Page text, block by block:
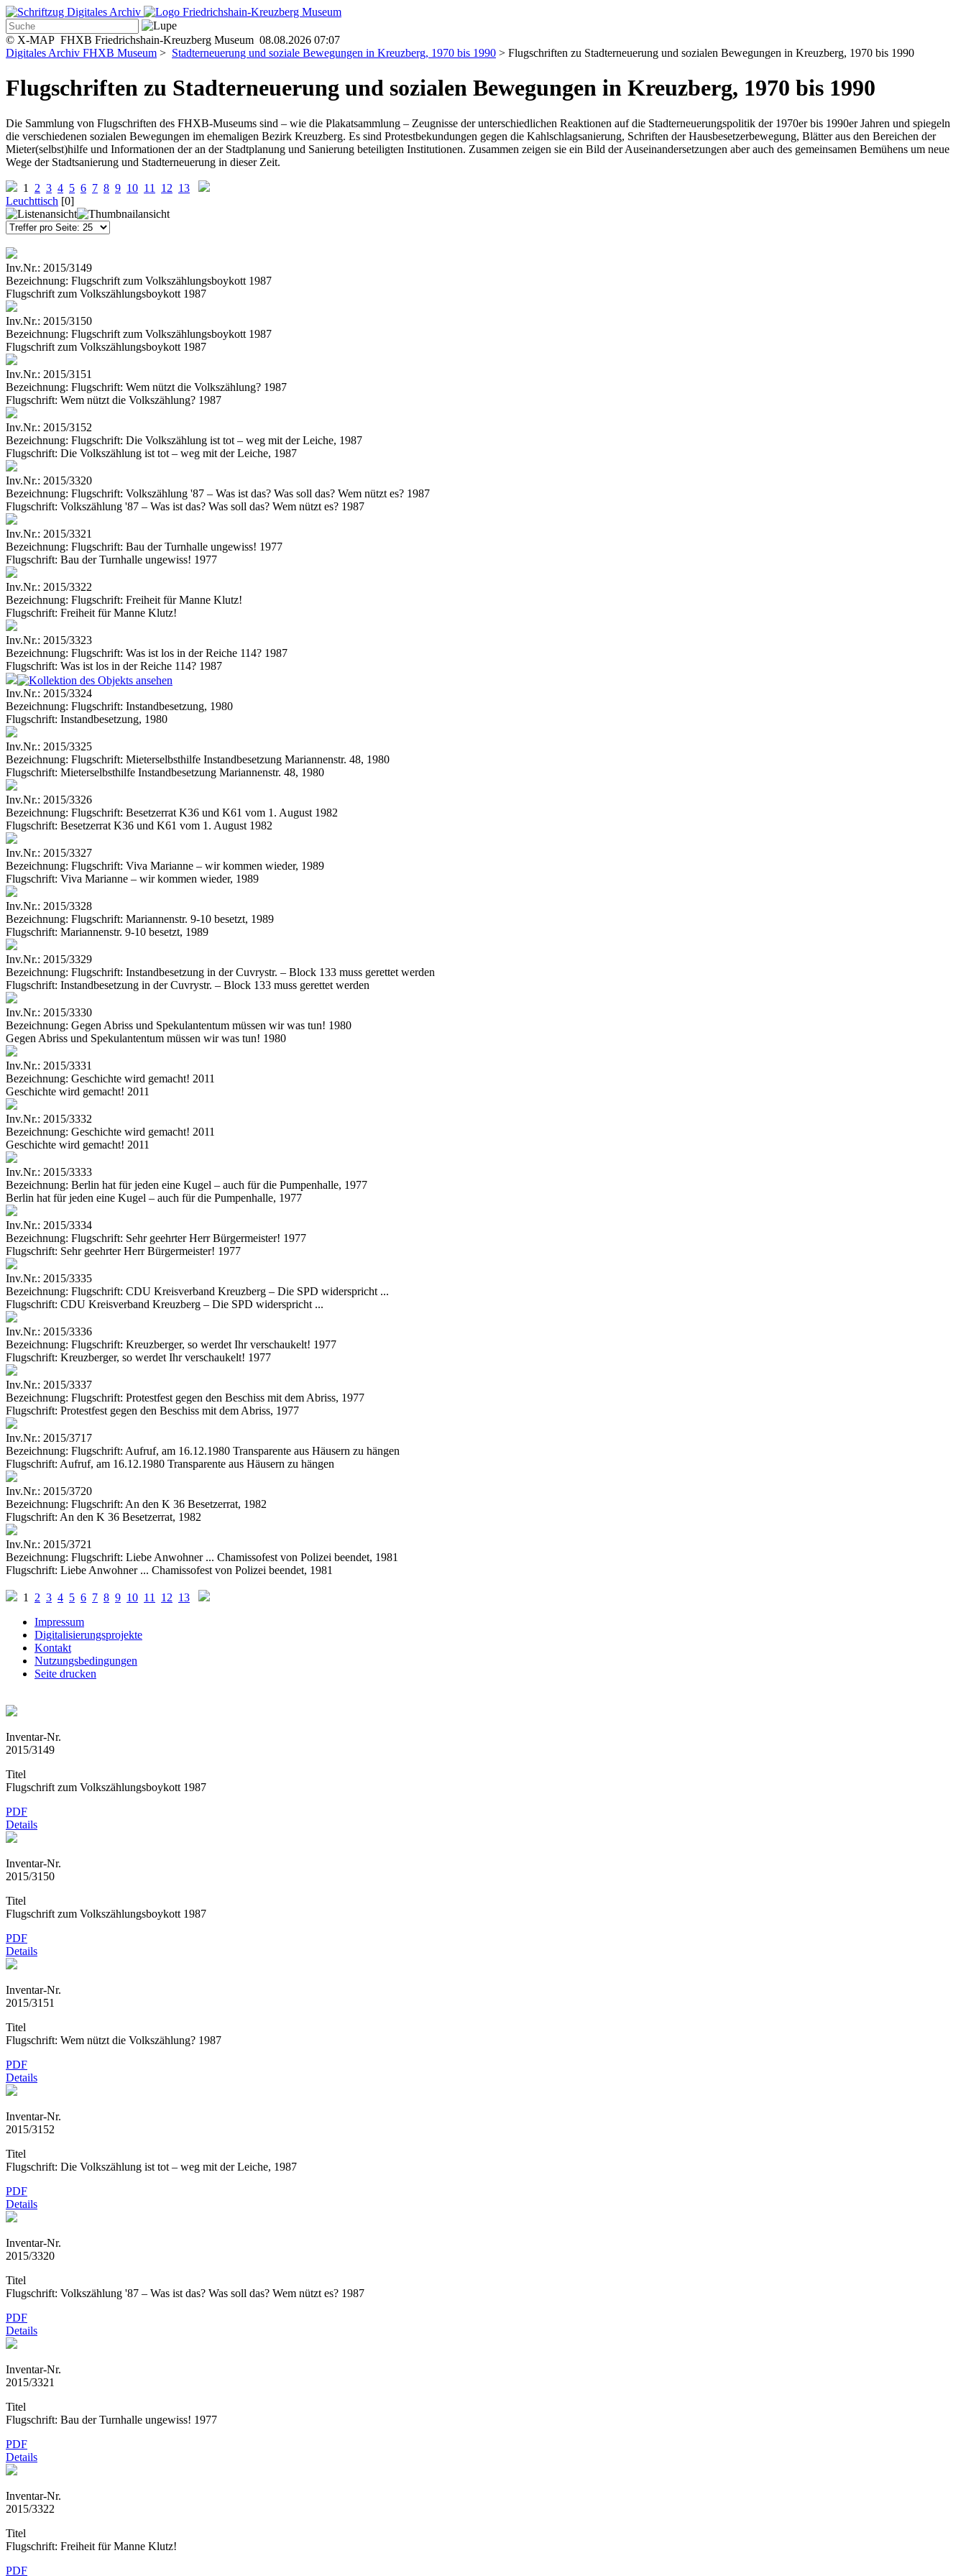
© X-MAP FHXB Friedrichshain-Kreuzberg Museum 08.08.2026 07:07
Digitales Archiv FHXB Museum > Stadterneuerung und soziale Bewegungen in Kreuzberg, 1970 bis 1990 > Flugschriften zu Stadterneuerung und sozialen Bewegungen in Kreuzberg, 1970 bis 1990
Flugschriften zu Stadterneuerung und sozialen Bewegungen in Kreuzberg, 1970 bis 1990
Die Sammlung von Flugschriften des FHXB-Museums sind – wie die Plakatsammlung – Zeugnisse der unterschiedlichen Reaktionen auf die Stadterneuerungspolitik der 1970er bis 1990er Jahren und spiegeln
die verschiedenen sozialen Bewegungen im ehemaligen Bezirk Kreuzberg. Es sind Protestbekundungen gegen die Kahlschlagsanierung, Schriften der Hausbesetzerbewegung, Blätter aus den Bereichen der
Mieter(selbst)hilfe und Informationen der an der Stadtplanung und Sanierung beteiligten Institutionen. Zusammen zeigen sie ein Bild der Auseinandersetzungen aber auch des gemeinsamen Bemühens um neue
Wege der Stadtsanierung und Stadterneuerung in dieser Zeit.
1 2 3 4 5 6 7 8 9 10 11 12 13
Leuchttisch [0]
Inv.Nr.: 2015/3149
Bezeichnung: Flugschrift zum Volkszählungsboykott 1987
Flugschrift zum Volkszählungsboykott 1987
Inv.Nr.: 2015/3150
Bezeichnung: Flugschrift zum Volkszählungsboykott 1987
Flugschrift zum Volkszählungsboykott 1987
Inv.Nr.: 2015/3151
Bezeichnung: Flugschrift: Wem nützt die Volkszählung? 1987
Flugschrift: Wem nützt die Volkszählung? 1987
Inv.Nr.: 2015/3152
Bezeichnung: Flugschrift: Die Volkszählung ist tot – weg mit der Leiche, 1987
Flugschrift: Die Volkszählung ist tot – weg mit der Leiche, 1987
Inv.Nr.: 2015/3320
Bezeichnung: Flugschrift: Volkszählung '87 – Was ist das? Was soll das? Wem nützt es? 1987
Flugschrift: Volkszählung '87 – Was ist das? Was soll das? Wem nützt es? 1987
Inv.Nr.: 2015/3321
Bezeichnung: Flugschrift: Bau der Turnhalle ungewiss! 1977
Flugschrift: Bau der Turnhalle ungewiss! 1977
Inv.Nr.: 2015/3322
Bezeichnung: Flugschrift: Freiheit für Manne Klutz!
Flugschrift: Freiheit für Manne Klutz!
Inv.Nr.: 2015/3323
Bezeichnung: Flugschrift: Was ist los in der Reiche 114? 1987
Flugschrift: Was ist los in der Reiche 114? 1987
Inv.Nr.: 2015/3324
Bezeichnung: Flugschrift: Instandbesetzung, 1980
Flugschrift: Instandbesetzung, 1980
Inv.Nr.: 2015/3325
Bezeichnung: Flugschrift: Mieterselbsthilfe Instandbesetzung Mariannenstr. 48, 1980
Flugschrift: Mieterselbsthilfe Instandbesetzung Mariannenstr. 48, 1980
Inv.Nr.: 2015/3326
Bezeichnung: Flugschrift: Besetzerrat K36 und K61 vom 1. August 1982
Flugschrift: Besetzerrat K36 und K61 vom 1. August 1982
Inv.Nr.: 2015/3327
Bezeichnung: Flugschrift: Viva Marianne – wir kommen wieder, 1989
Flugschrift: Viva Marianne – wir kommen wieder, 1989
Inv.Nr.: 2015/3328
Bezeichnung: Flugschrift: Mariannenstr. 9-10 besetzt, 1989
Flugschrift: Mariannenstr. 9-10 besetzt, 1989
Inv.Nr.: 2015/3329
Bezeichnung: Flugschrift: Instandbesetzung in der Cuvrystr. – Block 133 muss gerettet werden
Flugschrift: Instandbesetzung in der Cuvrystr. – Block 133 muss gerettet werden
Inv.Nr.: 2015/3330
Bezeichnung: Gegen Abriss und Spekulantentum müssen wir was tun! 1980
Gegen Abriss und Spekulantentum müssen wir was tun! 1980
Inv.Nr.: 2015/3331
Bezeichnung: Geschichte wird gemacht! 2011
Geschichte wird gemacht! 2011
Inv.Nr.: 2015/3332
Bezeichnung: Geschichte wird gemacht! 2011
Geschichte wird gemacht! 2011
Inv.Nr.: 2015/3333
Bezeichnung: Berlin hat für jeden eine Kugel – auch für die Pumpenhalle, 1977
Berlin hat für jeden eine Kugel – auch für die Pumpenhalle, 1977
Inv.Nr.: 2015/3334
Bezeichnung: Flugschrift: Sehr geehrter Herr Bürgermeister! 1977
Flugschrift: Sehr geehrter Herr Bürgermeister! 1977
Inv.Nr.: 2015/3335
Bezeichnung: Flugschrift: CDU Kreisverband Kreuzberg – Die SPD widerspricht ...
Flugschrift: CDU Kreisverband Kreuzberg – Die SPD widerspricht ...
Inv.Nr.: 2015/3336
Bezeichnung: Flugschrift: Kreuzberger, so werdet Ihr verschaukelt! 1977
Flugschrift: Kreuzberger, so werdet Ihr verschaukelt! 1977
Inv.Nr.: 2015/3337
Bezeichnung: Flugschrift: Protestfest gegen den Beschiss mit dem Abriss, 1977
Flugschrift: Protestfest gegen den Beschiss mit dem Abriss, 1977
Inv.Nr.: 2015/3717
Bezeichnung: Flugschrift: Aufruf, am 16.12.1980 Transparente aus Häusern zu hängen
Flugschrift: Aufruf, am 16.12.1980 Transparente aus Häusern zu hängen
Inv.Nr.: 2015/3720
Bezeichnung: Flugschrift: An den K 36 Besetzerrat, 1982
Flugschrift: An den K 36 Besetzerrat, 1982
Inv.Nr.: 2015/3721
Bezeichnung: Flugschrift: Liebe Anwohner ... Chamissofest von Polizei beendet, 1981
Flugschrift: Liebe Anwohner ... Chamissofest von Polizei beendet, 1981
1 2 3 4 5 6 7 8 9 10 11 12 13
Impressum
Digitalisierungsprojekte
Kontakt
Nutzungsbedingungen
Seite drucken
Inventar-Nr.
2015/3149
Titel
Flugschrift zum Volkszählungsboykott 1987
PDF
Details
Inventar-Nr.
2015/3150
Titel
Flugschrift zum Volkszählungsboykott 1987
PDF
Details
Inventar-Nr.
2015/3151
Titel
Flugschrift: Wem nützt die Volkszählung? 1987
PDF
Details
Inventar-Nr.
2015/3152
Titel
Flugschrift: Die Volkszählung ist tot – weg mit der Leiche, 1987
PDF
Details
Inventar-Nr.
2015/3320
Titel
Flugschrift: Volkszählung '87 – Was ist das? Was soll das? Wem nützt es? 1987
PDF
Details
Inventar-Nr.
2015/3321
Titel
Flugschrift: Bau der Turnhalle ungewiss! 1977
PDF
Details
Inventar-Nr.
2015/3322
Titel
Flugschrift: Freiheit für Manne Klutz!
PDF